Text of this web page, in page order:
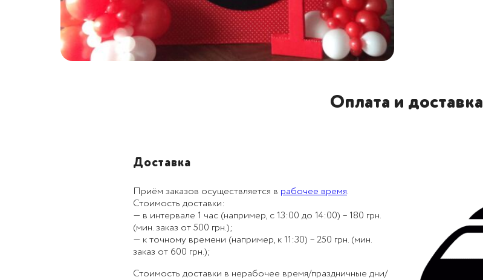
Оплата и доставка
Доставка
Приём заказов осуществляется в рабочее время.
Стоимость доставки:
— в интервале 1 час (например, с 13:00 до 14:00) – 180 грн.
(мин. заказ от 500 грн.);
— к точному времени (например, к 11:30) – 250 грн. (мин.
заказ от 600 грн.);
Стоимость доставки в нерабочее время/праздничные дни/